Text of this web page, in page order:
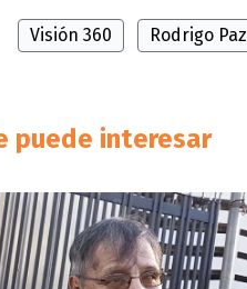
Visión 360 Rodrigo Paz
puede interesar